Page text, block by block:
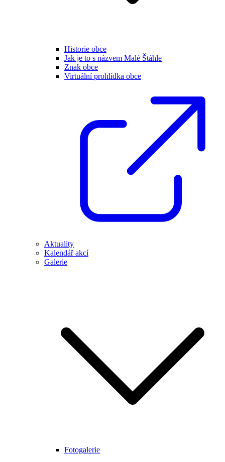
Historie obce
Jak je to s názvem Malé Štáhle
Znak obce
Virtuální prohlídka obce
Aktuality
Kalendář akcí
Galerie
Fotogalerie